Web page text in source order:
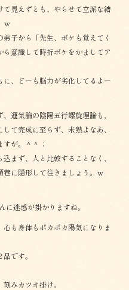
見えずとも、やらせて立派な結
ｗ
子から「先生、ボケも覚えてく
意識して時折ボケをかましてア
、どーも脳力が劣化してるよー
運気論の陰陽五行螺旋理論も、
て完成に至らず、未熟よなあ、
が。＾＾；
まず、人と比較することなく、
に隠形して往きましょう。ｗ
に迷惑が掛かりますね。
も身体もポカポカ陽気になりま
です。
みカツオ掛け。